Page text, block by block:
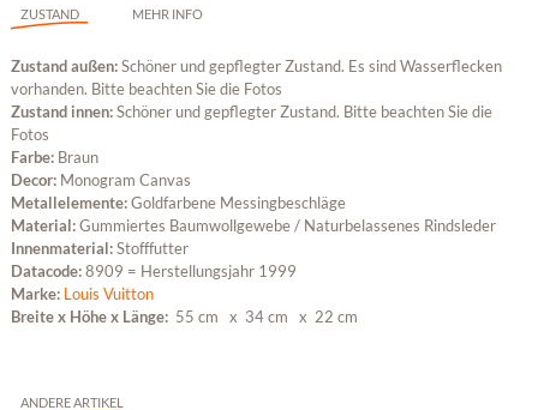
ZUSTAND MEHR INFO
Zustand außen:Schöner und gepflegter Zustand. Es sind Wasserflecken
vorhanden. Bitte beachten Sie die Fotos
Zustand innen:Schöner und gepflegter Zustand. Bitte beachten Sie die
Fotos
Farbe: Braun
Decor: Monogram Canvas
Metallelemente:Goldfarbene Messingbeschläge
Material:Gummiertes Baumwollgewebe / Naturbelassenes Rindsleder
Innenmaterial:Stofffutter
Datacode:8909 = Herstellungsjahr 1999
Marke: Louis Vuitton
Breite x Höhe x Länge: 55 cm x 34 cm x 22 cm
ANDERE ARTIKEL